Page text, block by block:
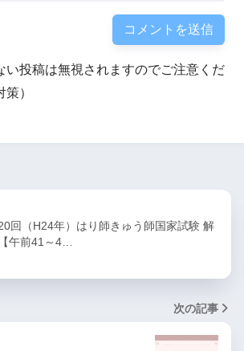
い投稿は無視されますのでご注意くだ
）
回（H24年）はり師きゅう師国家試験 解
午前41～4…
次の記事